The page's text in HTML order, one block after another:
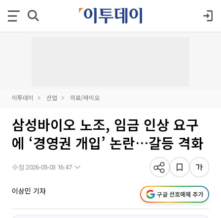
이투데이 산업 의료/바이오
삼성바이오 노조, 임금 인상 요구
에 ‘경영권 개입’ 논란…갈등 격화
수정 2026-05-03 16:47
이상민 기자 구글 선호매체 추가